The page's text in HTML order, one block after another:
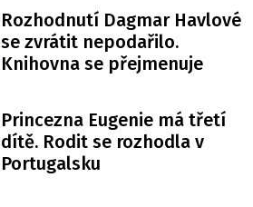
Rozhodnutí Dagmar Havlové
se zvrátit nepodařilo.
Knihovna se přejmenuje
Princezna Eugenie má třetí
dítě. Rodit se rozhodla v
Portugalsku